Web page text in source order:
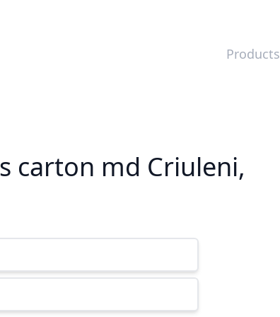
Products
carton md Criuleni,